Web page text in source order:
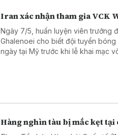
Iran xác nhận tham gia VCK
Ngày 7/5, huấn luyện viên trưởng
Ghalenoei cho biết đội tuyển
ngày tại Mỹ trước khi lễ khai mạc
Hàng nghìn tàu bị mắc kẹt